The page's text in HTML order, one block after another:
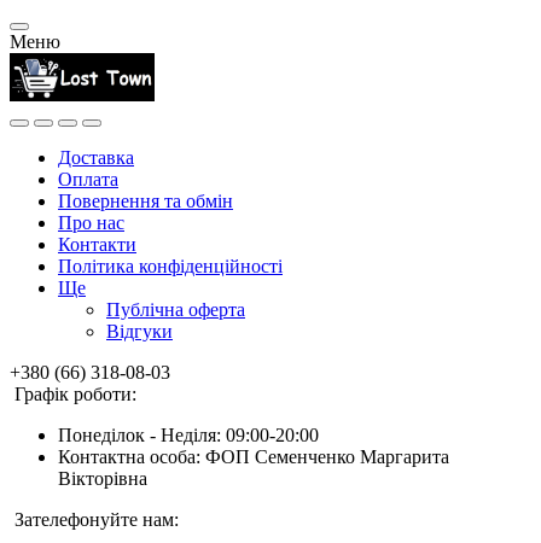
Меню
Доставка
Оплата
Повернення та обмін
Про нас
Контакти
Політика конфіденційності
Ще
Публічна оферта
Відгуки
+380 (66) 318-08-03
Графік роботи:
Понеділок - Неділя: 09:00-20:00
Контактна особа: ФОП Семенченко Маргарита
Вікторівна
Зателефонуйте нам: